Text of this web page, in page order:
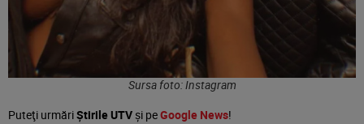
Sursa foto: Instagram
Puteţi urmăriȘtirile UTVşi peGoogle News!